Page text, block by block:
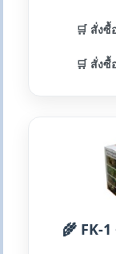
🛒 สั่งซื้
🛒 สั่งซื้
🌾 FK-